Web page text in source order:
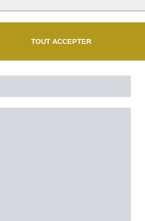
TOUT ACCEPTER